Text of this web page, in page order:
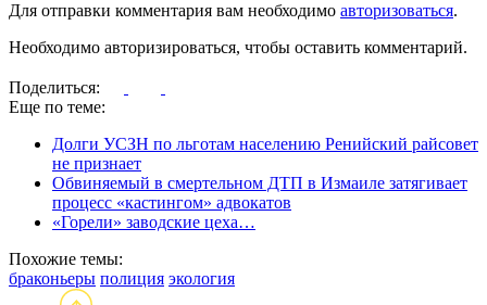
Для отправки комментария вам необходимо авторизоваться.
Необходимо авторизироваться, чтобы оставить комментарий.
Поделиться:
Еще по теме:
Долги УСЗН по льготам населению Ренийский райсовет
не признает
Обвиняемый в смертельном ДТП в Измаиле затягивает
процесс «кастингом» адвокатов
«Горели» заводские цеха…
Похожие темы:
браконьеры полиция экология